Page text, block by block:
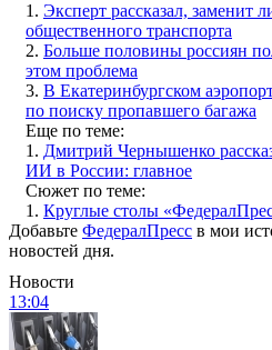
1. Эксперт рассказал, заменит
общественного транспорта
2. Больше половины россиян
этом проблема
3. В Екатеринбургском
по поиску пропавшего багажа
Еще по теме:
1. Дмитрий Чернышенко
ИИ в России: главное
Сюжет по теме:
1. Круглые столы
Добавьте ФедералПресс в мои
новостей дня.
Новости
13:04